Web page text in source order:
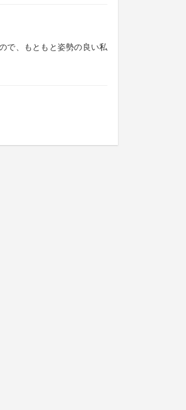
で、もともと姿勢の良い私